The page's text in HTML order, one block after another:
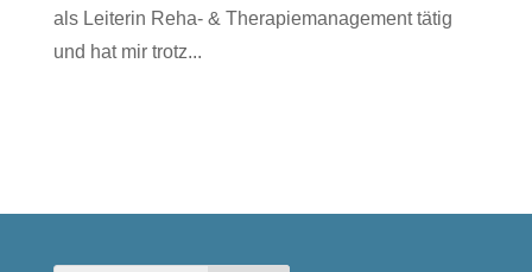
als Leiterin Reha- & Therapiemanagement tätig
und hat mir trotz...